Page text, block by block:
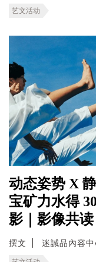
艺文活动
动态姿势 X
宝矿力水得
影｜影像共读
撰文 迷誠品內容中